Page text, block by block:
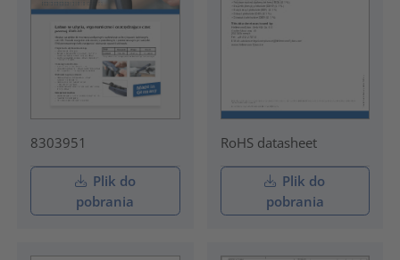
8303951
Plik do
pobrania
RoHS datasheet
Plik do
pobrania